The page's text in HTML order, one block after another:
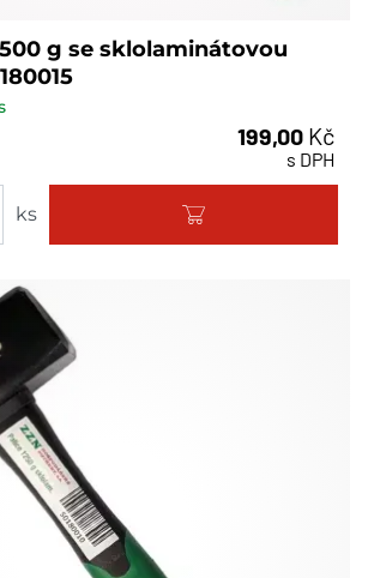
g se sklolaminátovou
199,00 Kč
s DPH
ks